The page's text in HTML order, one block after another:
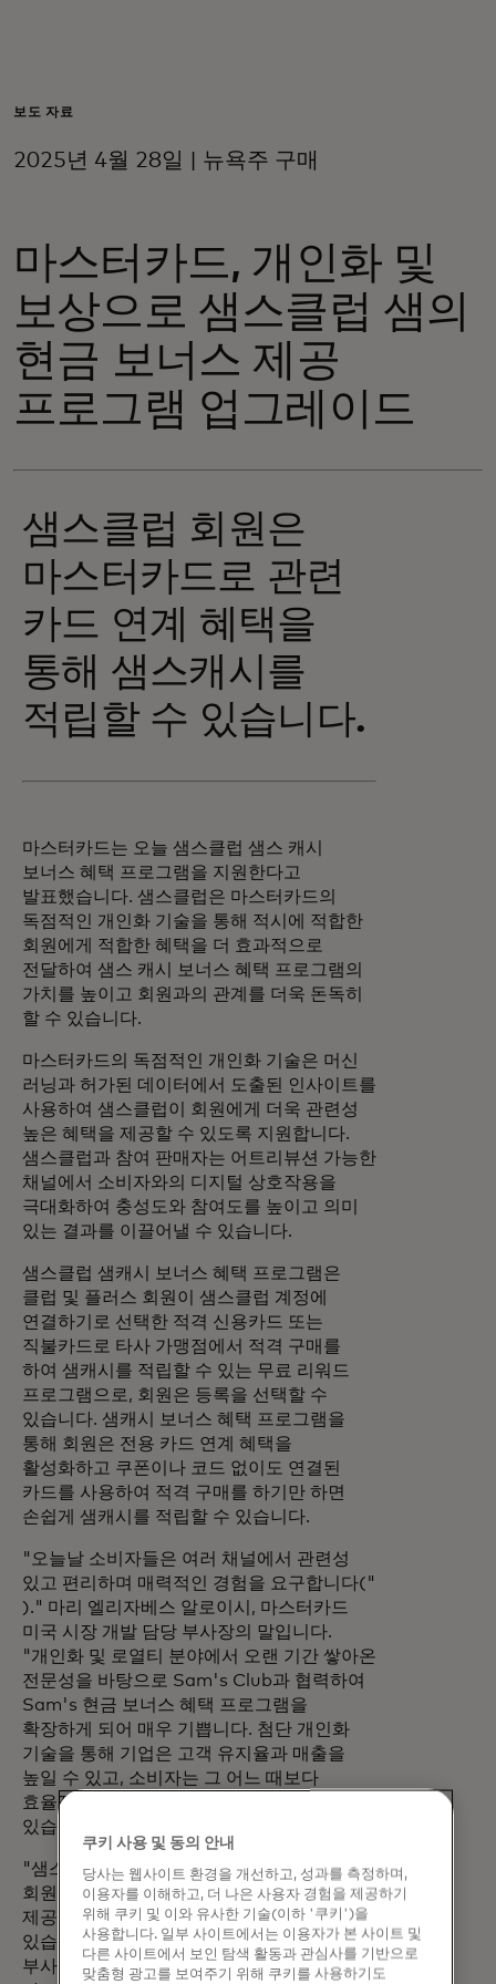
비즈니스 고객
이노베이터
뉴스 & 인사이트
보도 자료
2025년 4월 28일 | 뉴욕주 구매
마스터카드, 개인화 및
보상으로 샘스클럽 샘의
현금 보너스 제공
프로그램 업그레이드
샘스클럽 회원은
마스터카드로 관련
카드 연계 혜택을
통해 샘스캐시를
적립할 수 있습니다.
마스터카드는 오늘 샘스클럽 샘스 캐시
보너스 혜택 프로그램을 지원한다고
발표했습니다. 샘스클럽은 마스터카드의
독점적인 개인화 기술을 통해 적시에 적합한
회원에게 적합한 혜택을 더 효과적으로
전달하여 샘스 캐시 보너스 혜택 프로그램의
가치를 높이고 회원과의 관계를 더욱 돈독히
할 수 있습니다.
마스터카드의 독점적인 개인화 기술은 머신
러닝과 허가된 데이터에서 도출된 인사이트를
사용하여 샘스클럽이 회원에게 더욱 관련성
높은 혜택을 제공할 수 있도록 지원합니다.
샘스클럽과 참여 판매자는 어트리뷰션 가능한
채널에서 소비자와의 디지털 상호작용을
극대화하여 충성도와 참여도를 높이고 의미
있는 결과를 이끌어낼 수 있습니다.
샘스클럽 샘캐시 보너스 혜택 프로그램은
클럽 및 플러스 회원이 샘스클럽 계정에
연결하기로 선택한 적격 신용카드 또는
직불카드로 타사 가맹점에서 적격 구매를
하여 샘캐시를 적립할 수 있는 무료 리워드
프로그램으로, 회원은 등록을 선택할 수
있습니다. 샘캐시 보너스 혜택 프로그램을
통해 회원은 전용 카드 연계 혜택을
활성화하고 쿠폰이나 코드 없이도 연결된
카드를 사용하여 적격 구매를 하기만 하면
손쉽게 샘캐시를 적립할 수 있습니다.
"오늘날 소비자들은 여러 채널에서 관련성
있고 편리하며 매력적인 경험을 요구합니다("
)." 마리 엘리자베스 알로이시, 마스터카드
미국 시장 개발 담당 부사장의 말입니다.
"개인화 및 로열티 분야에서 오랜 기간 쌓아온
전문성을 바탕으로 Sam's Club과 협력하여
Sam's 현금 보너스 혜택 프로그램을
확장하게 되어 매우 기쁩니다. 첨단 개인화
기술을 통해 기업은 고객 유지율과 매출을
높일 수 있고, 소비자는 그 어느 때보다
효율적으로 더 많은 가치를 얻을 수
있습니다."
"샘스클럽은 쇼핑 경험을 향상하고
회원들에게 더 많은 가치와 할인 혜택을
제공할 수 있는 방법을 항상 모색하고
있습니다(" )."라고 샘스클럽 멤버십 담당
부사장인 Barb Berg는 말합니다. "이제
쿠키 사용 및 동의 안내
당사는 웹사이트 환경을 개선하고, 성과를 측정하며,
이용자를 이해하고, 더 나은 사용자 경험을 제공하기
위해 쿠키 및 이와 유사한 기술(이하 '쿠키')을
사용합니다. 일부 사이트에서는 이용자가 본 사이트 및
다른 사이트에서 보인 탐색 활동과 관심사를 기반으로
맞춤형 광고를 보여주기 위해 쿠키를 사용하기도